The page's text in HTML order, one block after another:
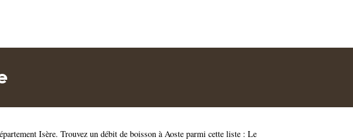
Isère. Trouvez un débit de boisson à Aoste parmi cette liste : Le